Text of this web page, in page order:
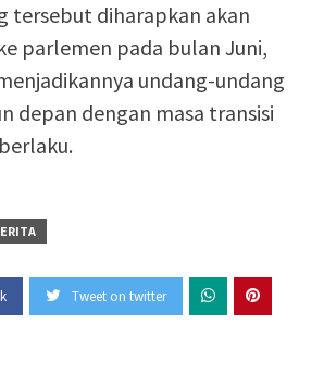
tersebut diharapkan akan
parlemen pada bulan Juni,
undang-undang
depan dengan masa transisi
Tweet on twitter